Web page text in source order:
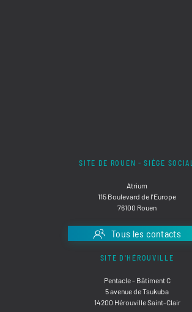
SITE DE ROUEN - SIÈGE SOCIAL
Atrium
115 Boulevard de l'Europe
76100 Rouen
Tous les contacts
SITE D'HÉROUVILLE
Pentacle - Bâtiment C
5 avenue de Tsukuba
14200 Hérouville Saint-Clair